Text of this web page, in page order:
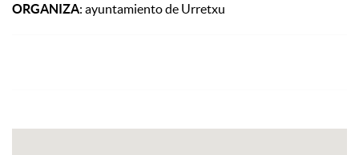
ORGANIZA: ayuntamiento de Urretxu